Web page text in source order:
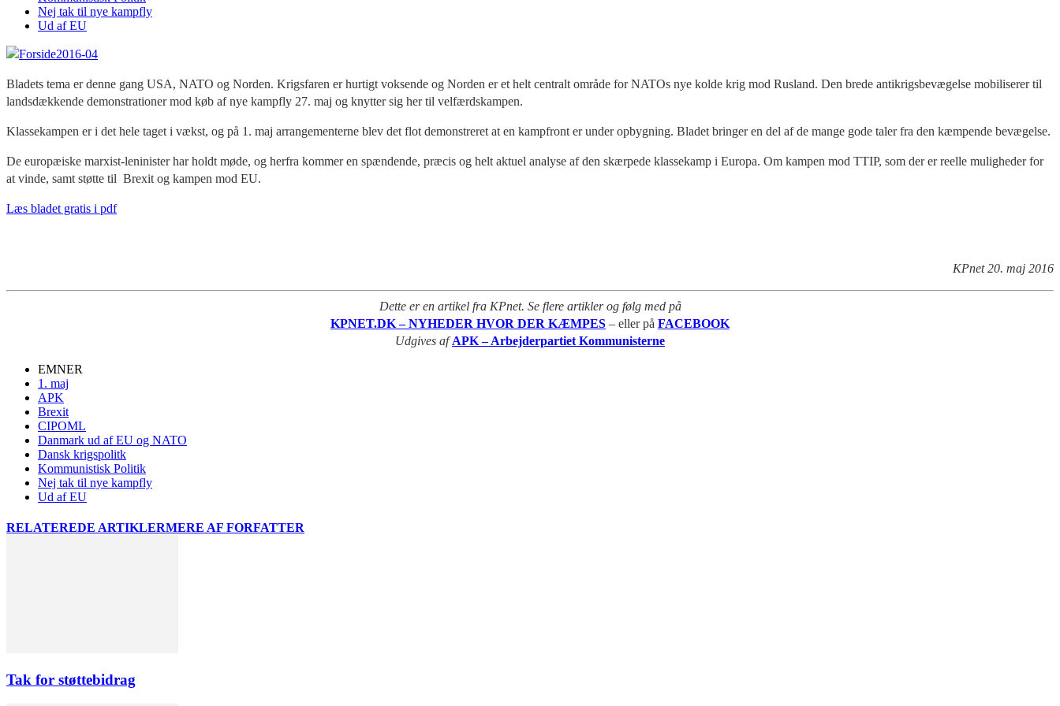
Nej tak til nye kampfly
Ud af EU
Bladets tema er denne gang USA, NATO og Norden. Krigsfaren er hurtigt voksende og Norden er et helt centralt område for NATOs nye kolde krig mod Rusland. Den brede antikrigsbevægelse mobiliserer til
landsdækkende demonstrationer mod køb af nye kampfly 27. maj og knytter sig her til velfærdskampen.
Klassekampen er i det hele taget i vækst, og på 1. maj arrangementerne blev det flot demonstreret at en kampfront er under opbygning. Bladet bringer en del af de mange gode taler fra den kæmpende bevægelse.
De europæiske marxist-leninister har holdt møde, og herfra kommer en spændende, præcis og helt aktuel analyse af den skærpede klassekamp i Europa. Om kampen mod TTIP, som der er reelle muligheder for
at vinde, samt støtte til Brexit og kampen mod EU.
Læs bladet gratis i pdf
KPnet 20. maj 2016
Dette er en artikel fra KPnet. Se flere artikler og følg med på
KPNET.DK – NYHEDER HVOR DER KÆMPES – eller på FACEBOOK
Udgives afAPK – Arbejderpartiet Kommunisterne
EMNER
1. maj
APK
Brexit
CIPOML
Danmark ud af EU og NATO
Dansk krigspolitk
Kommunistisk Politik
Nej tak til nye kampfly
Ud af EU
RELATEREDE ARTIKLERMERE AF FORFATTER
Tak for støttebidrag